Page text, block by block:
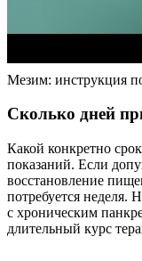
Мезим: инструкция
Сколько дней
Какой конкретно
показаний. Если
восстановление
потребуется неделя.
с хроническим
длительный курс